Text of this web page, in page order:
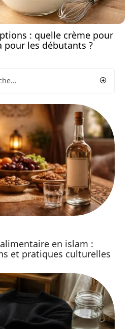
: quelle crème pour
pour les débutants ?
en islam :
et pratiques culturelles